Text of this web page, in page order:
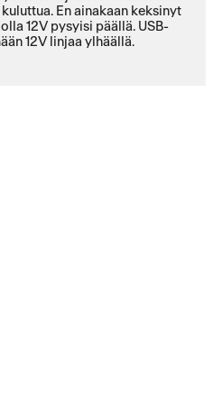
En ainakaan keksinyt
12V pysyisi päällä. USB-
12V linjaa ylhäällä.